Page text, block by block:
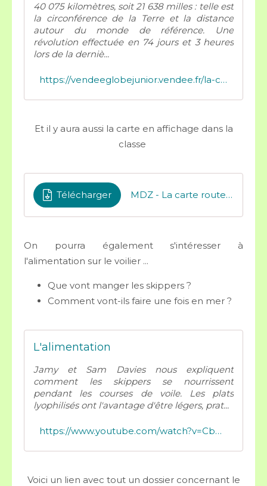
40 075 kilomètres, soit 21 638 milles : telle est
la circonférence de la Terre et la distance
autour du monde de référence. Une
révolution effectuée en 74 jours et 3 heures
lors de la derniè...
https://vendeeglobejunior.vendee.fr/la-course-les-skippers/la-carte-interactive
Et il y aura aussi la carte en affichage dans la
classe
Télécharger MDZ - La carte route de la course Vendée Globe
On pourra également s'intéresser à
l'alimentation sur le voilier ...
Que vont manger les skippers ?
Comment vont-ils faire une fois en mer ?
L'alimentation
Jamy et Sam Davies nous expliquent
comment les skippers se nourrissent
pendant les courses de voile. Les plats
lyophilisés ont l'avantage d'être légers, prat...
https://www.youtube.com/watch?v=CbBDxqPaTbw
Voici un lien avec tout un dossier concernant le